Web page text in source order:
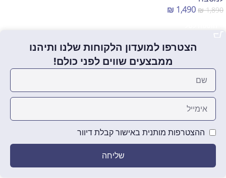
₪1,890
₪ 1,490
הצטרפו למועדון הלקוחות שלנו ותיהנו
ממבצעים שווים לפני כולם!
ההצטרפות מותנית באישור קבלת דיוור
שליחה